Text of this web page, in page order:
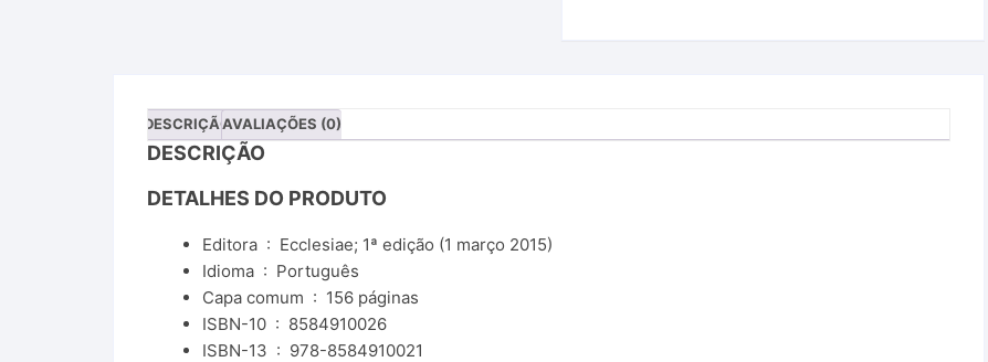
DESCRIÇÃOAVALIAÇÕES (0)
DESCRIÇÃO
DETALHES DO PRODUTO
Editora ‏ : ‎ Ecclesiae; 1ª edição (1 março 2015)
Idioma ‏ : ‎ Português
Capa comum ‏ : ‎ 156 páginas
ISBN-10 ‏ : ‎ 8584910026
ISBN-13 ‏ : ‎ 978-8584910021